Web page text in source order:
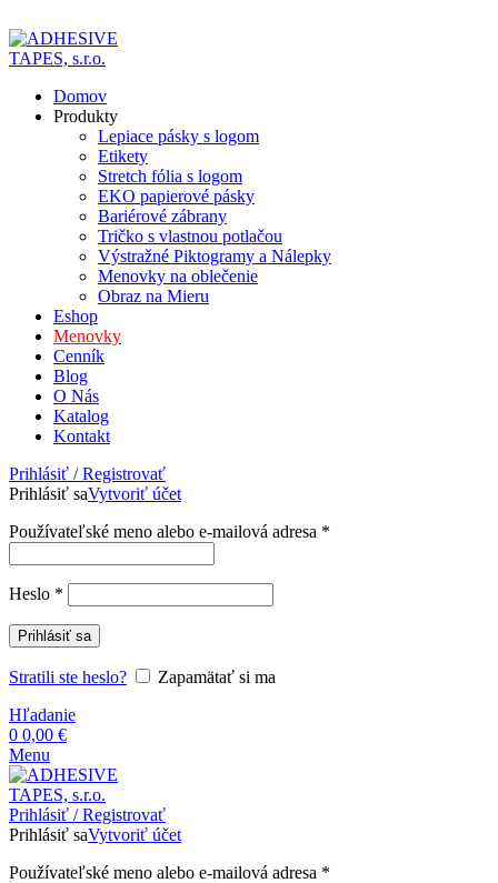
Domov
Produkty
Lepiace pásky s logom
Etikety
Stretch fólia s logom
EKO papierové pásky
Bariérové zábrany
Tričko s vlastnou potlačou
Výstražné Piktogramy a Nálepky
Menovky na oblečenie
Obraz na Mieru
Eshop
Menovky
Cenník
Blog
O Nás
Katalog
Kontakt
Prihlásiť / Registrovať
Prihlásiť saVytvoriť účet
Používateľské meno alebo e-mailová adresa *
Heslo *
Prihlásiť sa
Stratili ste heslo?
Zapamätať si ma
Hľadanie
0 0,00 €
Menu
Prihlásiť / Registrovať
Prihlásiť saVytvoriť účet
Používateľské meno alebo e-mailová adresa *